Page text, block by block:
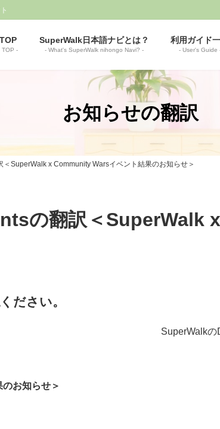
TOP
TOP -
SuperWalk日本語ナビとは？
- What's SuperWalk nihongo Navi? -
利用ガイド
- User's Guide
お知らせの翻訳
SuperWalk x Community Warsイベント結果のお知らせ＞
の翻訳＜SuperWalk
ださい。
SuperWalk
お知らせ＞